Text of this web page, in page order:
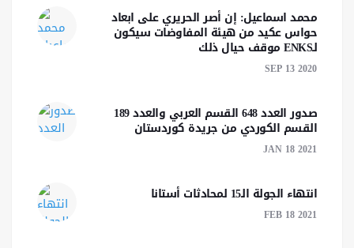
محمد اسماعيل: إن أصر الحريري على ابعاد
حواس عكيد من هيئة المفاوضات سيكون
لـENKS موقف حيال ذلك
SEP 13 2020
صدور العدد 648 القسم العربي والعدد 189
القسم الكوردي من جريدة كوردستان
JAN 18 2021
انتهاء الجولة الـ15 لمحادثات أستانا
FEB 18 2021